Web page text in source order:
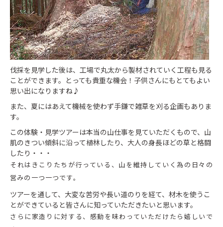
伐採を見学した後は、工場で丸太から製材されていく工程も見る
ことができます。とっても貴重な機会！子供さんにもとてもよい
思い出になりますね♪
また、夏にはあえて機械を使わず手鎌で雑草を刈る企画もありま
す。
この体験・見学ツアーは本当の山仕事を見ていただくもので、山
肌のきつい傾斜に沿って植林したり、大人の身長ほどの草と格闘
したり・・・
それはきこりたちが行っている、山を維持していく為の日々の
営みの一つ一つです。
ツアーを通して、大変な苦労や長い道のりを経て、材木を使うこ
とができていると皆さんに知っていただきたいと思います。
さらに家造りに対する、感動を味わっていただけたら嬉しいで